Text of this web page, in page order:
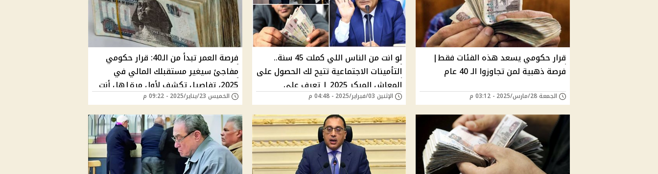
قرار حكومي يسعد هذه الفئات فقط|
فرصة ذهبية لمن تجاوزوا الـ 40 عام
الجمعة 28/مارس/2025 - 03:12 م
لو انت من الناس اللي كملت 45 سنة..
التأمينات الاجتماعية تتيح لك الحصول على
المعاش المبكر 2025 | تعرف على
الشروط والمزايا وكيفية الاستفادة من
المعاشات
الإثنين 03/فبراير/2025 - 04:48 م
فرصة العمر تبدأ من الـ40: قرار حكومي
مفاجئ سيغير مستقبلك المالي في
2025، تفاصيل تكشف لأول مرة|هل أنت
جاهز للاستفادة والقبض بدري؟
الخميس 23/يناير/2025 - 09:22 م